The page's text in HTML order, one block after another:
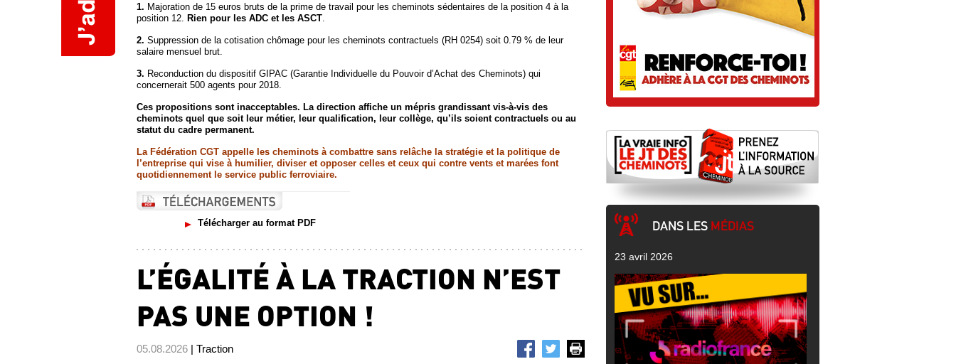
1. Majoration de 15 euros bruts de la prime de travail pour les cheminots sédentaires de la position 4 à la
position 12. Rien pour les ADC et les ASCT.
2. Suppression de la cotisation chômage pour les cheminots contractuels (RH 0254) soit 0.79 % de leur
salaire mensuel brut.
3. Reconduction du dispositif GIPAC (Garantie Individuelle du Pouvoir d’Achat des Cheminots) qui
concernerait 500 agents pour 2018.
Ces propositions sont inacceptables. La direction affiche un mépris grandissant vis-à-vis des
cheminots quel que soit leur métier, leur qualification, leur collège, qu’ils soient contractuels ou au
statut du cadre permanent.
La Fédération CGT appelle les cheminots à combattre sans relâche la stratégie et la politique de
l’entreprise qui vise à humilier, diviser et opposer celles et ceux qui contre vents et marées font
quotidiennement le service public ferroviaire.
Télécharger au format PDF
L’ÉGALITÉ À LA TRACTION N’EST
PAS UNE OPTION !
05.08.2026 | Traction
DANS LES MÉDIAS
23 avril 2026